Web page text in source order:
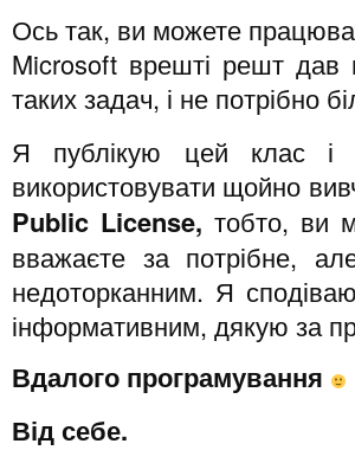
Ось так, ви можете
Microsoft врешті решт дав
таких задач, і не потрібно
Я публікую цей клас і
використовувати щойно
Public License, тобто, ви
вважаєте за потрібне,
недоторканним. Я
інформативним, дякую за
Вдалого програмування
Від себе.